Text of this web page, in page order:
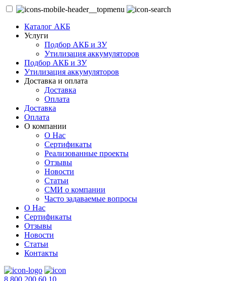
Каталог АКБ
Услуги
Подбор АКБ и ЗУ
Утилизация аккумуляторов
Подбор АКБ и ЗУ
Утилизация аккумуляторов
Доставка и оплата
Доставка
Оплата
Доставка
Оплата
О компании
О Нас
Сертификаты
Реализованные проекты
Отзывы
Новости
Статьи
СМИ о компании
Часто задаваемые вопросы
О Нас
Сертификаты
Отзывы
Новости
Статьи
Контакты
8 800 200 60 10